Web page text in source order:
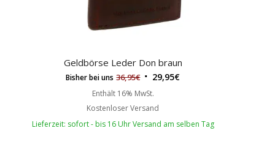
Geldbörse Leder Don braun
Bisher bei uns 36,95€ 29,95€
Enthält 16% MwSt.
Kostenloser Versand
Lieferzeit: sofort - bis 16 Uhr Versand am selben Tag